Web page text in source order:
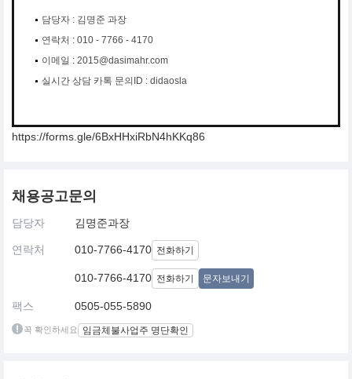
담당자 : 김명준 과장
연락처 : 010 - 7766 - 4170
이메일 : 2015@dasimahr.com
실시간 상담 카톡 문의ID : didaosla
https://forms.gle/6BxHHxiRbN4hKKq86
채용공고문의
담당자 김명준과장
연락처 010-7766-4170 전화하기
010-7766-4170 전화하기 문자보내기
팩스 0505-055-5890
꼭 확인하세요 임금체불사업주 명단확인